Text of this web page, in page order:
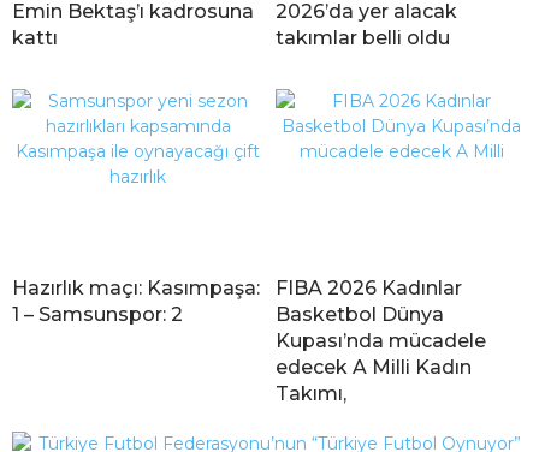
Emin Bektaş’ı kadrosuna
kattı
2026’da yer alacak
takımlar belli oldu
Hazırlık maçı: Kasımpaşa:
1 – Samsunspor: 2
FIBA 2026 Kadınlar
Basketbol Dünya
Kupası’nda mücadele
edecek A Milli Kadın
Takımı,